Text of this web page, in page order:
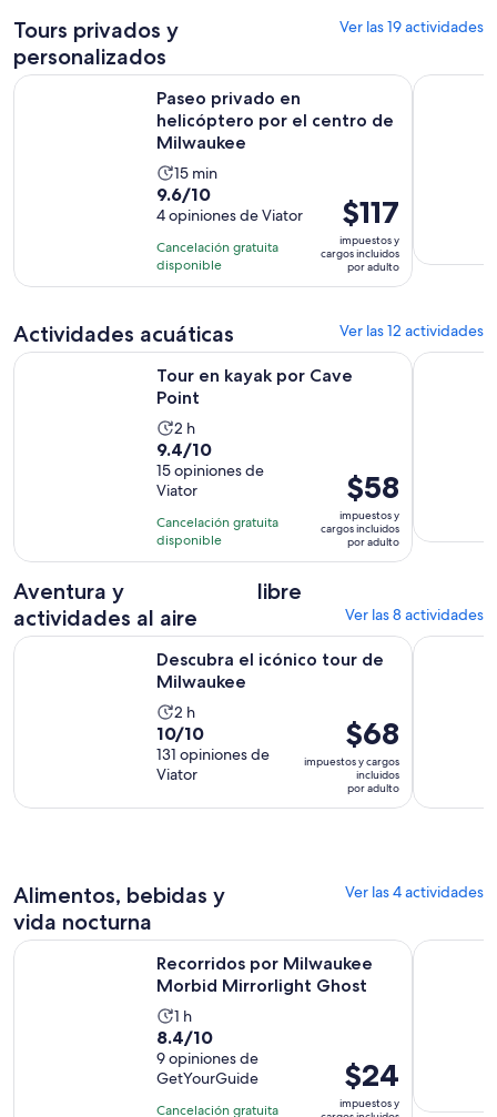
adulto
Tours privados y
personalizados
Ver las 19 actividades
Paseo privado en
helicóptero por el centro de
Milwaukee
La
actividad
dura
15
minutos
15 min
9.6
de
10
con
4
9.6/10
4 opiniones de Viator
Cancelación gratuita
disponible
El
precio
es
de
por
adulto
$117
impuestos y
cargos incluidos
por adulto
Paseo privado en helicóptero por el centro de Milwaukee
Descubra
Actividades acuáticas Ver las 12 actividades
Tour en kayak por Cave
Point
La
actividad
dura
2
horas
2 h
9.4
de
10
con
15
opiniones
9.4/10
15 opiniones de
Viator
Cancelación gratuita
disponible
El
precio
es
de
adulto
$58
impuestos y
cargos incluidos
por adulto
Tour en kayak por Cave Point Se abrirá en una nueva pestaña
Alquiler
Aventura y
actividades al aire
libre
Ver las 8 actividades
Descubra el icónico tour de
Milwaukee
La
actividad
dura
2
horas
2 h
10.0
de
10
con
10/10
131 opiniones de
Viator
El
precio
es
de
$68
impuestos y cargos
incluidos
por adulto
Descubra el icónico tour de Milwaukee Se abrirá en una
Zip Line
Alimentos, bebidas y
vida nocturna
Ver las 4 actividades
Recorridos por Milwaukee
Morbid Mirrorlight Ghost
La
actividad
dura
1
hora
1 h
8.4
de
10
con
8.4/10
9 opiniones de
GetYourGuide
Cancelación gratuita
El
precio
$24
impuestos y
Recorridos por Milwaukee Morbid Mirrorlight Ghost Se
Tour de